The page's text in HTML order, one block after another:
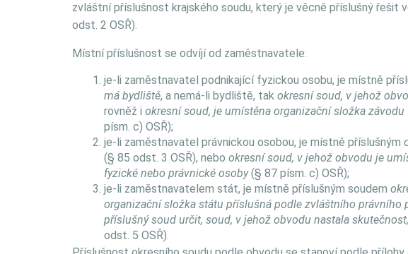
zvláštní příslušnost krajského soudu, který je věcně příslušný řešit
odst. 2 OSŘ).
Místní příslušnost se odvíjí od zaměstnavatele:
je-li zaměstnavatel podnikající fyzickou osobu, je místně
má bydliště, a nemá-li bydliště, tak okresní soud, v jehož
rovněž i okresní soud, je umístěna organizační složka
písm. c) OSŘ);
je-li zaměstnavatel právnickou osobou, je místně příslušným
(§ 85 odst. 3 OSŘ), nebo okresní soud, v jehož obvodu je
fyzické nebo právnické osoby(§ 87 písm. c) OSŘ);
je-li zaměstnavatelem stát, je místně příslušným soudem
organizační složka státu příslušná podle zvláštního právního
příslušný soud určit, soud, v jehož obvodu nastala
odst. 5 OSŘ).